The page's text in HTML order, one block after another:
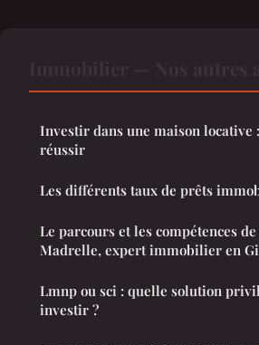
Investir dans une maison locative
réussir
Les différents taux de prêts
Le parcours et les compétences
Madrelle, expert immobilier en
Lmnp ou sci : quelle solution
investir ?